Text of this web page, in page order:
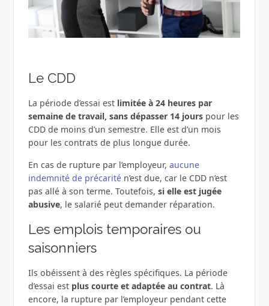
Le CDD
La période d’essai est limitée à 24 heures par
semaine de travail, sans dépasser 14 jours pour les
CDD de moins d’un semestre. Elle est d’un mois
pour les contrats de plus longue durée.
En cas de rupture par l’employeur, aucune
indemnité de précaritén’est due, car le CDD n’est
pas allé à son terme. Toutefois, si elle est jugée
abusive, le salarié peut demander réparation.
Les emplois temporaires ou
saisonniers
Ils obéissent à des règles spécifiques. La période
d’essai est plus courte et adaptée au contrat. Là
encore, la rupture par l’employeur pendant cette